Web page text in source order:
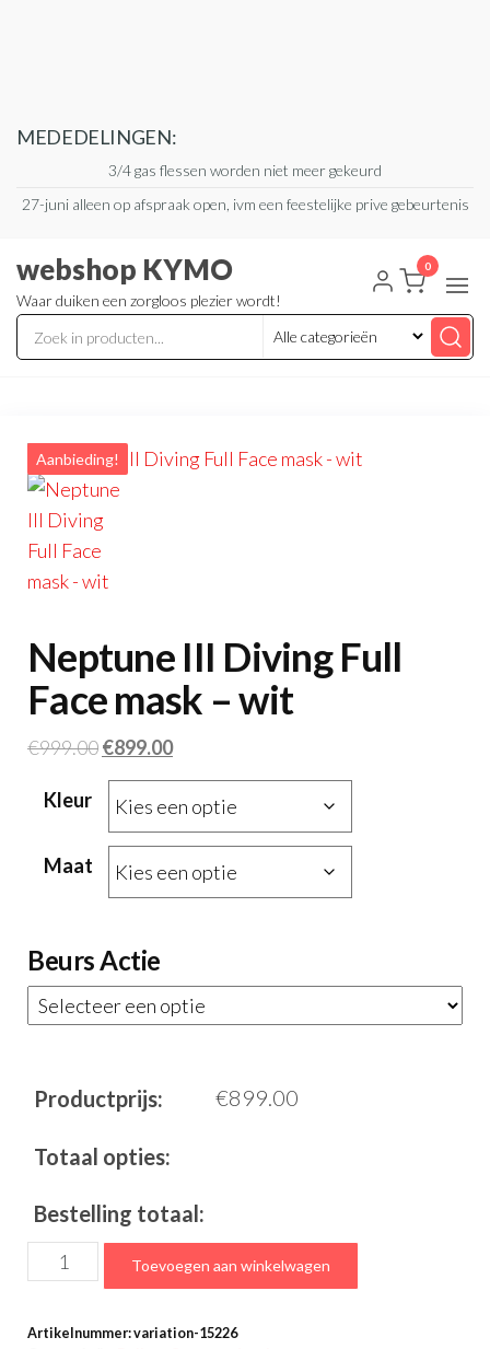
MEDEDELINGEN:
3/4 gas flessen worden niet meer gekeurd
27-juni alleen op afspraak open, ivm een feestelijke prive gebeurtenis
webshop KYMO
Waar duiken een zorgloos plezier wordt!
0
Aanbieding!
Neptune III Diving Full
Face mask – wit
€999.00Oorspronkelijke
prijs
was:
€999.00.
€899.00Huidige
prijs
is:
€899.00.
Kleur
Maat
Beurs Actie
Productprijs: €899.00
Totaal opties:
Bestelling totaal:
Neptune
III
Toevoegen aan winkelwagen
Artikelnummer:variation-15226